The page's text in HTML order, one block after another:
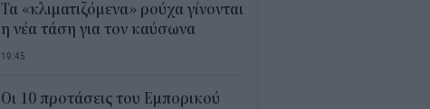
Τα «κλιματιζόμενα» ρούχα γίνονται
η νέα τάση για τον καύσωνα
19:45
Οι 10 προτάσεις του Εμπορικού